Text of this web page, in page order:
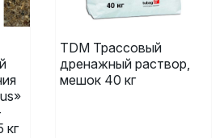
кг
TDM Трассовый
дренажный раствор,
мешок 40 кг